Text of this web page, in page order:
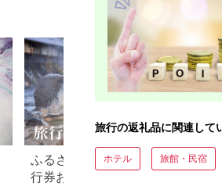
ケット ホテル宿泊券
宿泊チケット 宿泊券
旅行宿泊券 観光宿泊
券 高級 高級宿 三重県
多気町 AI-30
ふるさと納税でもらえる旅
行券おすすめランキング
旅行の返礼品に関連して
ホテル 旅館・民宿